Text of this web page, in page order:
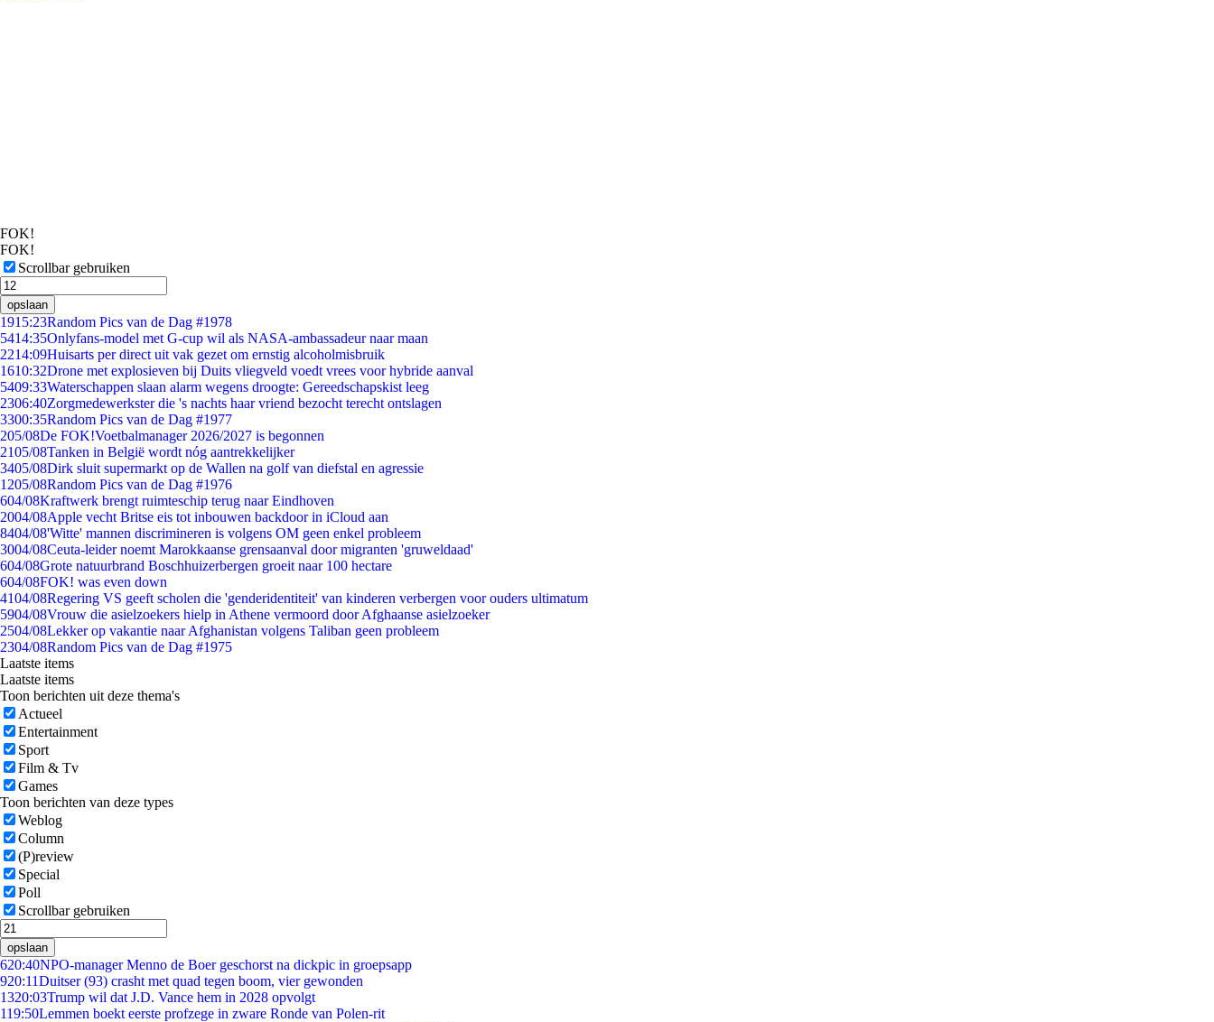
FOK!
FOK!
Scrollbar gebruiken
opslaan
1915:23Random Pics van de Dag #1978
5414:35Onlyfans-model met G-cup wil als NASA-ambassadeur naar maan
2214:09Huisarts per direct uit vak gezet om ernstig alcoholmisbruik
1610:32Drone met explosieven bij Duits vliegveld voedt vrees voor hybride aanval
5409:33Waterschappen slaan alarm wegens droogte: Gereedschapskist leeg
2306:40Zorgmedewerkster die 's nachts haar vriend bezocht terecht ontslagen
3300:35Random Pics van de Dag #1977
205/08De FOK!Voetbalmanager 2026/2027 is begonnen
2105/08Tanken in België wordt nóg aantrekkelijker
3405/08Dirk sluit supermarkt op de Wallen na golf van diefstal en agressie
1205/08Random Pics van de Dag #1976
604/08Kraftwerk brengt ruimteschip terug naar Eindhoven
2004/08Apple vecht Britse eis tot inbouwen backdoor in iCloud aan
8404/08'Witte' mannen discrimineren is volgens OM geen enkel probleem
3004/08Ceuta-leider noemt Marokkaanse grensaanval door migranten 'gruweldaad'
604/08Grote natuurbrand Boschhuizerbergen groeit naar 100 hectare
604/08FOK! was even down
4104/08Regering VS geeft scholen die 'genderidentiteit' van kinderen verbergen voor ouders ultimatum
5904/08Vrouw die asielzoekers hielp in Athene vermoord door Afghaanse asielzoeker
2504/08Lekker op vakantie naar Afghanistan volgens Taliban geen probleem
2304/08Random Pics van de Dag #1975
Laatste items
Laatste items
Toon berichten uit deze thema's
Actueel
Entertainment
Sport
Film & Tv
Games
Toon berichten van deze types
Weblog
Column
(P)review
Special
Poll
Scrollbar gebruiken
opslaan
620:40NPO-manager Menno de Boer geschorst na dickpic in groepsapp
920:11Duitser (93) crasht met quad tegen boom, vier gewonden
1320:03Trump wil dat J.D. Vance hem in 2028 opvolgt
119:50Lemmen boekt eerste profzege in zware Ronde van Polen-rit